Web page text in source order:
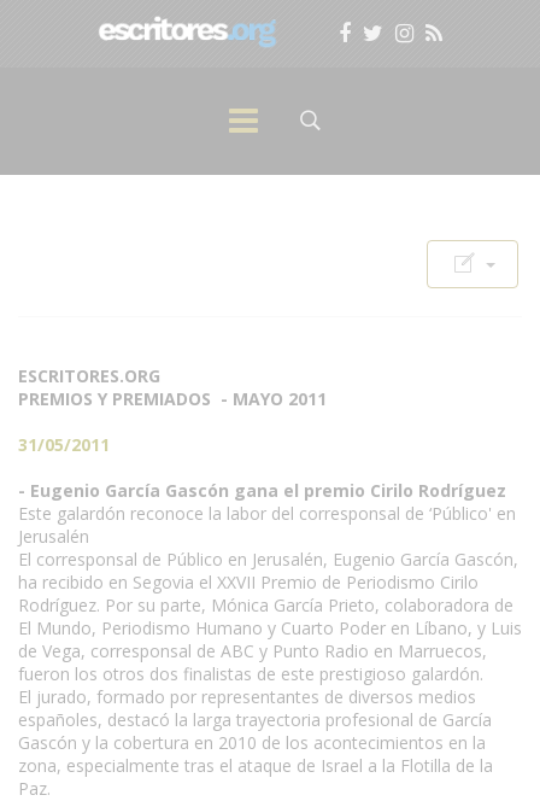
ESCRITORES.ORG
PREMIOS Y PREMIADOS - MAYO 2011
31/05/2011
- Eugenio García Gascón gana el premio Cirilo Rodríguez
Este galardón reconoce la labor del corresponsal de ‘Público' en
Jerusalén
El corresponsal de Público en Jerusalén, Eugenio García Gascón,
ha recibido en Segovia el XXVII Premio de Periodismo Cirilo
Rodríguez. Por su parte, Mónica García Prieto, colaboradora de
El Mundo, Periodismo Humano y Cuarto Poder en Líbano, y Luis
de Vega, corresponsal de ABC y Punto Radio en Marruecos,
fueron los otros dos finalistas de este prestigioso galardón.
El jurado, formado por representantes de diversos medios
españoles, destacó la larga trayectoria profesional de García
Gascón y la cobertura en 2010 de los acontecimientos en la
zona, especialmente tras el ataque de Israel a la Flotilla de la
Paz.